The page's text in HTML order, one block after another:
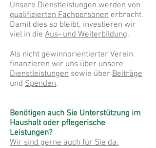
Unsere Dienstleistungen werden von
qualifizierten Fachpersonen erbracht.
Damit dies so bleibt, investieren wir
viel in die Aus- und Weiterbildung.
Als nicht gewinnorientierter Verein
finanzieren wir uns über unsere
Dienstleistungen sowie über Beiträge
und Spenden.
Benötigen auch Sie Unterstützung im
Haushalt oder pflegerische
Leistungen?
Wir sind gerne auch für Sie da.​